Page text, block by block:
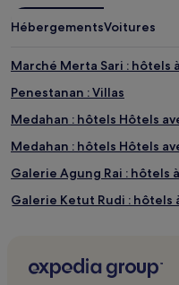
HébergementsVoitures
Marché Merta Sari : hôtels
Penestanan : Villas
Medahan : hôtels Hôtels
Medahan : hôtels Hôtels
Galerie Agung Rai : hôtels
Galerie Ketut Rudi : hôtels
Galerie d'Adi : hôtels à